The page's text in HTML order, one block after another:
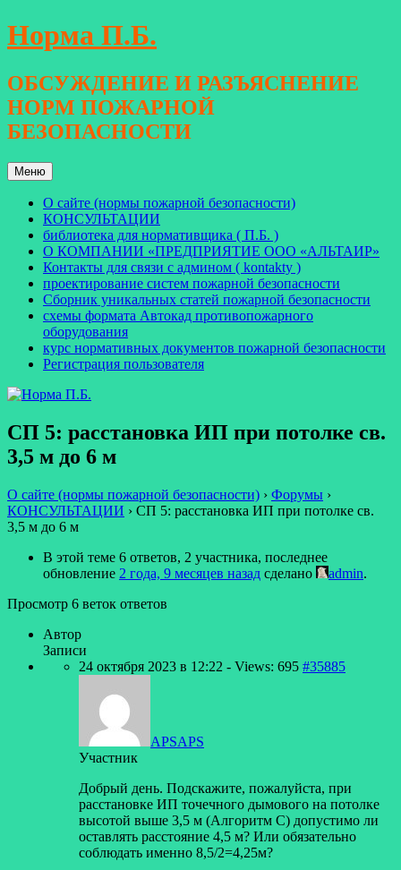
Перейти
к
Норма П.Б.
ОБСУЖДЕНИЕ И РАЗЪЯСНЕНИЕ
НОРМ ПОЖАРНОЙ
БЕЗОПАСНОСТИ
Меню
О сайте (нормы пожарной безопасности)
КОНСУЛЬТАЦИИ
библиотека для нормативщика ( П.Б. )
О КОМПАНИИ «ПРЕДПРИЯТИЕ ООО «АЛЬТАИР»
Контакты для связи с админом ( kontakty )
проектирование систем пожарной безопасности
Сборник уникальных статей пожарной безопасности
схемы формата Автокад противопожарного
оборудования
курс нормативных документов пожарной безопасности
Регистрация пользователя
СП 5: расстановка ИП при потолке св.
3,5 м до 6 м
О сайте (нормы пожарной безопасности) › Форумы ›
КОНСУЛЬТАЦИИ › СП 5: расстановка ИП при потолке св.
3,5 м до 6 м
В этой теме 6 ответов, 2 участника, последнее
обновление 2 года, 9 месяцев назад сделано admin.
Просмотр 6 веток ответов
Автор
Записи
24 октября 2023 в 12:22 - Views: 695 #35885
APSAPS
Участник
Добрый день. Подскажите, пожалуйста, при
расстановке ИП точечного дымового на потолке
высотой выше 3,5 м (Алгоритм С) допустимо ли
оставлять расстояние 4,5 м? Или обязательно
соблюдать именно 8,5/2=4,25м?